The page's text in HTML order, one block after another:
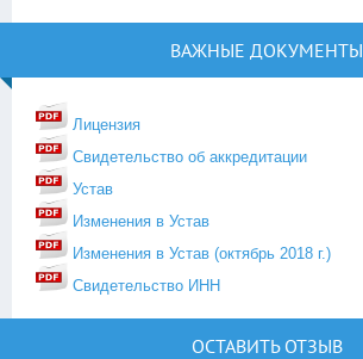
ВАЖНЫЕ ДОКУМЕНТЫ
Лицензия
Свидетельство об аккредитации
Устав
Изменения в Устав
Изменения в Устав (октябрь 2018 г.)
Свидетельство ИНН
ОСТАВИТЬ ОТЗЫВ